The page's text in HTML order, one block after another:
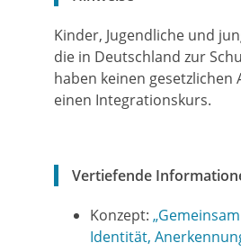
Kinder, Jugendliche und
die in Deutschland zur
haben keinen gesetzlichen
einen Integrationskurs.
Vertiefende
Konzept:
Identität,